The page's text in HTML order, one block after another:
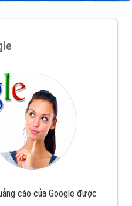
cáo của Google được